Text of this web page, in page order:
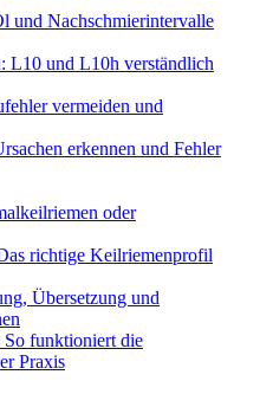
und Nachschmierintervalle
L10 und L10h verständlich
vermeiden und
erkennen und Fehler
oder
richtige Keilriemenprofil
Übersetzung und
So funktioniert die
Praxis